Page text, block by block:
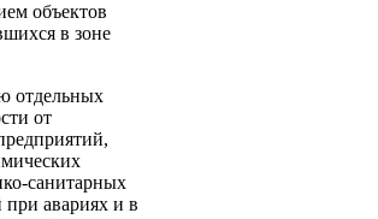
объектов
в зоне
отдельных
от
санитарных
при авариях и в